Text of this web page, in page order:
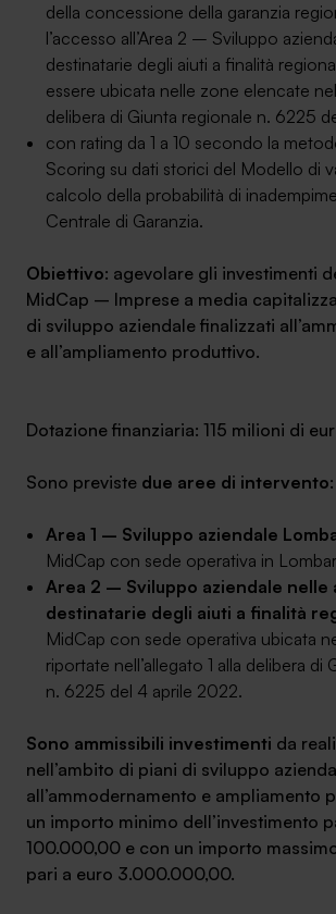
della concessione della garanzia
l’accesso all’Area 2 – Sviluppo
destinatarie degli aiuti a finalità
essere ubicata nelle zone elencate
delibera di Giunta regionale n. 6225
con rating da 1 a 10 secondo la
Scoring su dati storici del Modello di
calcolo della probabilità di
Centrale di Garanzia.
Obiettivo: agevolare gli investimenti
MidCap – Imprese a media
di sviluppo aziendale finalizzati
e all’ampliamento produttivo.
Dotazione finanziaria: 115 milioni di
Sono previste due aree di intervento:
Area 1 – Sviluppo aziendale
MidCap con sede operativa in
Area 2 – Sviluppo aziendale nelle
destinatarie degli aiuti a finalità
MidCap con sede operativa ubicata
riportate nell’allegato 1 alla delibera di
n. 6225 del 4 aprile 2022.
Sono ammissibili investimenti da
nell’ambito di piani di sviluppo
all’ammodernamento e ampliamento
un importo minimo dell’investimento
100.000,00 e con un importo
pari a euro 3.000.000,00.